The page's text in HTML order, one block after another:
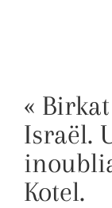
«
Israël.
Kotel.